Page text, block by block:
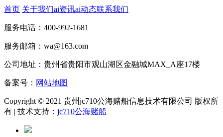
首页 关于我们ai资讯ai动态联系我们
服务电话：400-992-1681
服务邮箱：wa@163.com
公司地址：贵州省贵阳市观山湖区金融城MAX_A座17楼
备案号： 网站地图
Copyright © 2021 贵州jc710公海赌船信息技术有限公司 版权所
有 | 技术支持： jc710公海赌船